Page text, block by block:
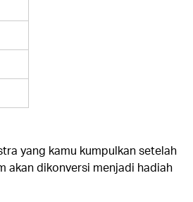
yang kamu kumpulkan setelah
akan dikonversi menjadi hadiah